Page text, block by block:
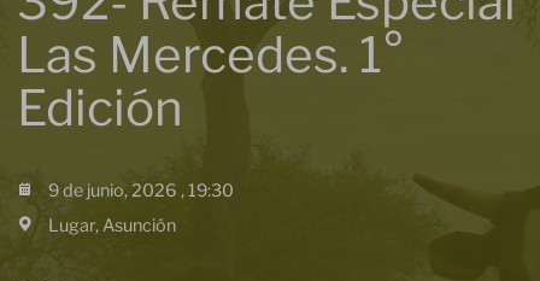
Las Mercedes. 1°
Edición
9 de junio, 2026 , 19:30
Lugar, Asunción